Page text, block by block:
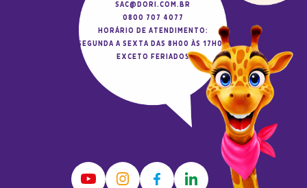
SAC@DORI.COM.BR
0800 707 4077
HORÁRIO DE ATENDIMENTO:
SEGUNDA A SEXTA DAS 8H00 ÀS 17H00
EXCETO FERIADOS